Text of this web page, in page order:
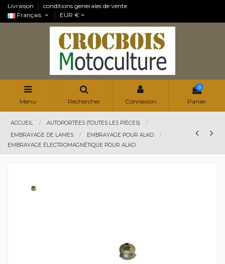
Livraison
conditions generales de vente
Français
EUR €
Menu Rechercher Connexion
0
Panier
ACCUEIL
AUTOPORTÉES (TOUTES LES PIÈCES)
EMBRAYAGE DE LAMES
EMBRAYAGE POUR ALKO
EMBRAYAGE ÉLECTROMAGNÉTIQUE POUR ALKO